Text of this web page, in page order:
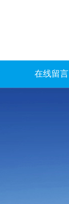
在线留言